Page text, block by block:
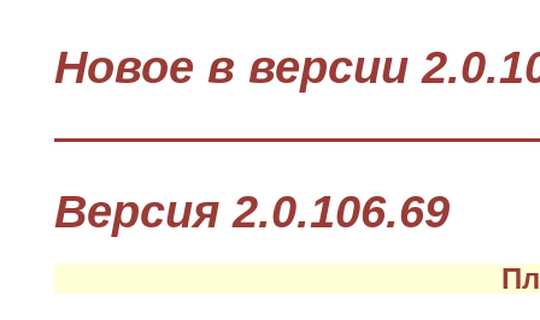
Новое в версии
Версия 2.0.106.69